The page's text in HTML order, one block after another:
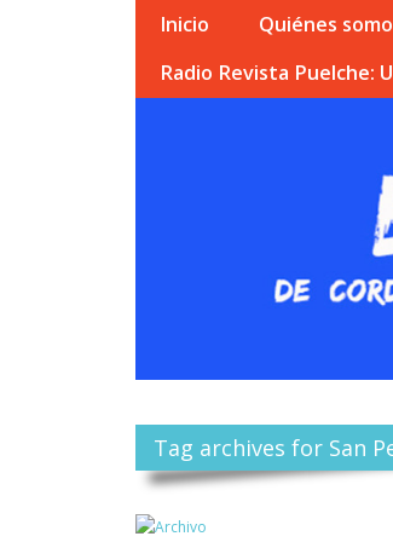
Inicio Quiénes
Radio Revista Puelche:
Tag archives for San